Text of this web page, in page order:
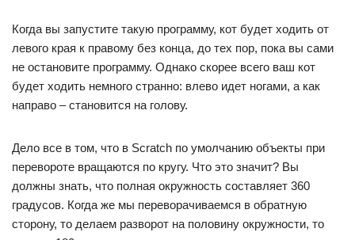
Когда вы запустите такую программу, кот будет ходить от
левого края к правому без конца, до тех пор, пока вы сами
не остановите программу. Однако скорее всего ваш кот
будет ходить немного странно: влево идет ногами, а как
направо – становится на голову.
Дело все в том, что в Scratch по умолчанию объекты при
перевороте вращаются по кругу. Что это значит? Вы
должны знать, что полная окружность составляет 360
градусов. Когда же мы переворачиваемся в обратную
сторону, то делаем разворот на половину окружности, то